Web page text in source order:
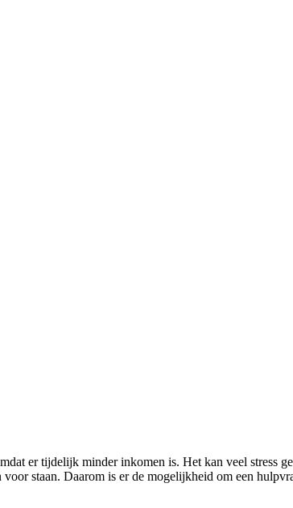
er tijdelijk minder inkomen is. Het kan veel stress
staan. Daarom is er de mogelijkheid om een